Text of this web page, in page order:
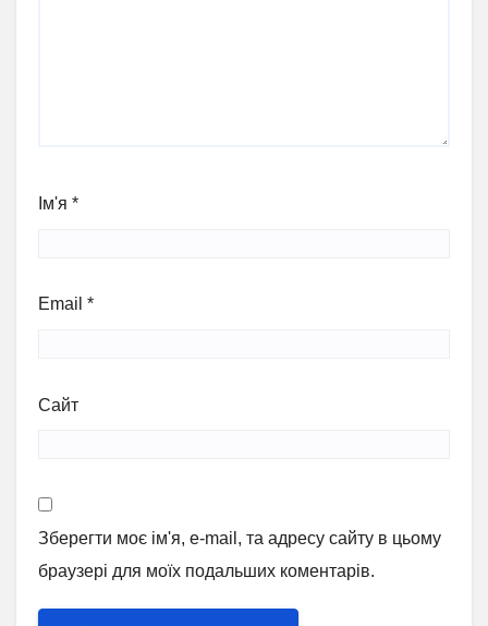
Ім'я *
Email *
Сайт
Зберегти моє ім'я, e-mail, та адресу сайту в цьому
браузері для моїх подальших коментарів.